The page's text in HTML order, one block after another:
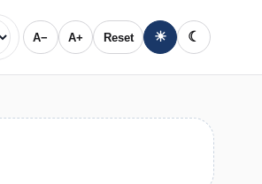
A− A+ Reset ☀ ☾